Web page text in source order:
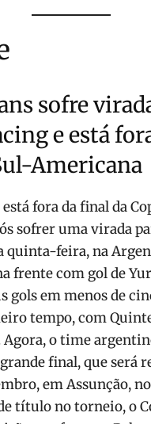
sofre
e está
Americana
fora da final da
sofrer uma virada
quinta-feira, na
frente com gol de
gols em menos de
tempo, com
Agora, o time
final, que será
em Assunção,
título no torneio, o